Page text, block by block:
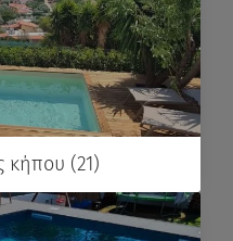
κήπου (21)